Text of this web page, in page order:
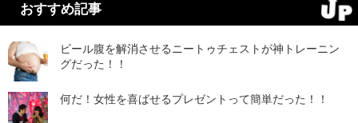
おすすめ記事
ビール腹を解消させるニートゥチェストが神トレーニン
グだった！！
何だ！女性を喜ばせるプレゼントって簡単だった！！